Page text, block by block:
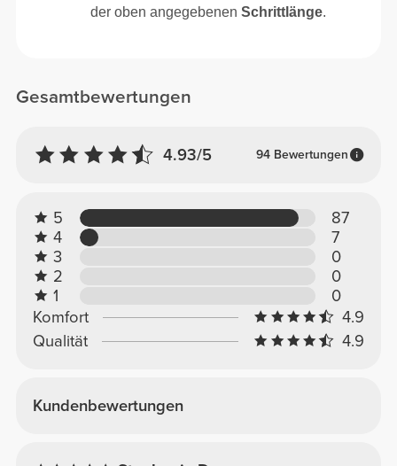
Gesamtbewertungen
4.93/5 94 Bewertungen
5
87
4
7
3
0
2
0
1
0
Komfort
4.9
Qualität
4.9
Kundenbewertungen
der oben angegebenenSchrittlänge.